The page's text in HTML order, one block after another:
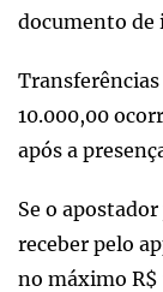
documento de
10.000,00
após a
Se o
receber pelo
no máximo R$